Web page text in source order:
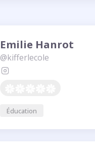
Emilie Hanrot
@kifferlecole
Éducation